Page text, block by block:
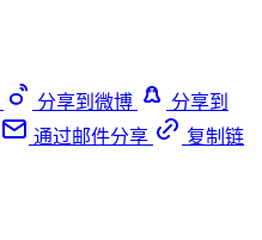
分享到微博
分享到
通过邮件分享
复制链